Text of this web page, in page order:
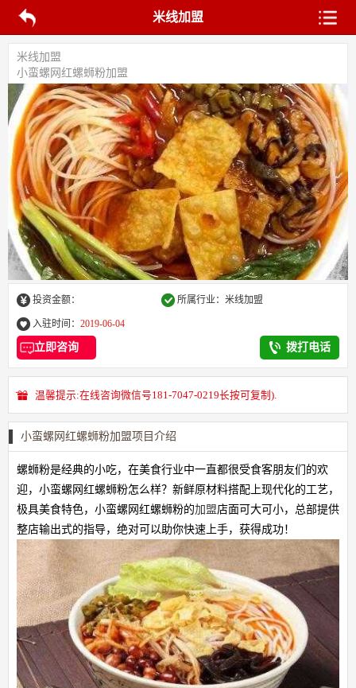
米线加盟
米线加盟
小蛮螺网红螺蛳粉加盟
投资金额： 所属行业：米线加盟
入驻时间： 2019-06-04
立即咨询 拨打电话
温馨提示:在线咨询微信号181-7047-0219长按可复制).
小蛮螺网红螺蛳粉加盟项目介绍
螺蛳粉是经典的小吃，在美食行业中一直都很受食客朋友们的欢
迎，小蛮螺网红螺蛳粉怎么样？新鲜原材料搭配上现代化的工艺，
极具美食特色，小蛮螺网红螺蛳粉的加盟店面可大可小，总部提供
整店输出式的指导，绝对可以助你快速上手，获得成功！